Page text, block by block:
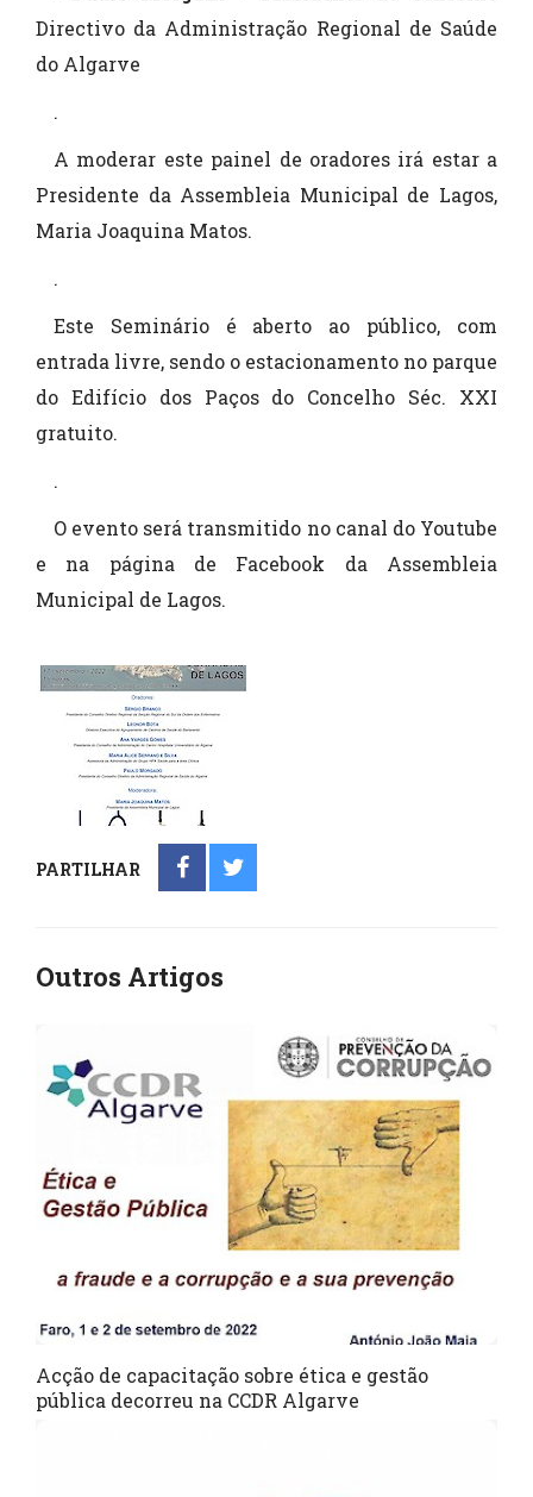
Directivo da Administração Regional de Saúde
do Algarve
.
A moderar este painel de oradores irá estar a
Presidente da Assembleia Municipal de Lagos,
Maria Joaquina Matos.
.
Este Seminário é aberto ao público, com
entrada livre, sendo o estacionamento no parque
do Edifício dos Paços do Concelho Séc. XXI
gratuito.
.
O evento será transmitido no canal do Youtube
e na página de Facebook da Assembleia
Municipal de Lagos.
PARTILHAR
Outros Artigos
Acção de capacitação sobre ética e gestão
pública decorreu na CCDR Algarve